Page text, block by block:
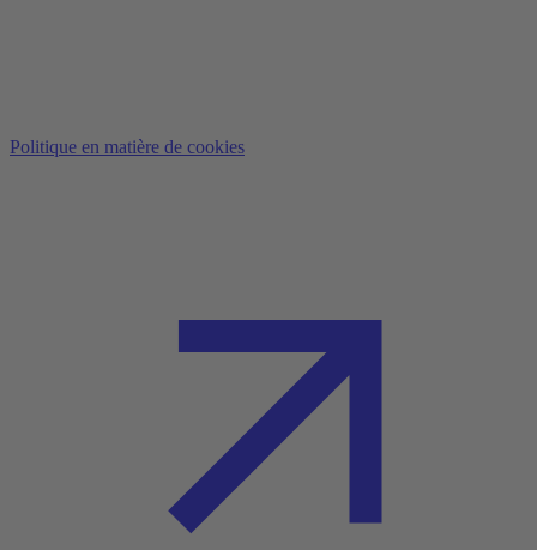
Politique en matière de cookies